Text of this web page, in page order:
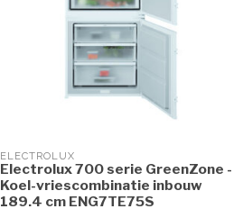
ELECTROLUX
Electrolux 700 serie GreenZone -
Koel-vriescombinatie inbouw
189.4 cm ENG7TE75S